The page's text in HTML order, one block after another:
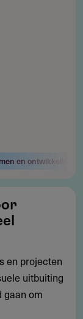
en
en projecten
uitbuiting
gaan om